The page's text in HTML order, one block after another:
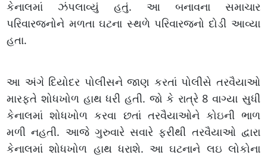
કેનાલમાં ઝંપલાવ્યું હતું. આ બનાવના સમાચાર
પરિવારજનોને મળતા ઘટના સ્થળે પરિવારજનો દોડી આવ્યા
હતા.
આ અંગે દિયોદર પોલીસને જાણ કરતાં પોલીસે તરવૈયાઓ
મારફતે શોધખોળ હાથ ધરી હતી. જો કે રાત્રે 8 વાગ્યા સુધી
કેનાલમાં શોધખોળ કરવા છતાં તરવૈયાઓને કોઇની ભાળ
મળી નહતી. આજે ગુરુવારે સવારે ફરીથી તરવૈયાઓ દ્વારા
કેનાલમાં શોધખોળ હાથ ધરાશે. આ ઘટનાને લઇ લોકોના